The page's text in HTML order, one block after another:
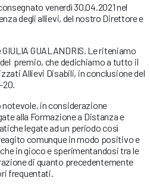
venerdì 30.04.2021 nel
degli allievi, del nostro Direttore e
GUALANDRIS. Le riteniamo
premio, che dedichiamo a tutto il
Allievi Disabili, in conclusione del
in considerazione
alla Formazione a Distanza e
legate ad un periodo così
comunque in modo positivo e
in gioco e sperimentandosi tra le
di quanto precedentemente
frequentati.